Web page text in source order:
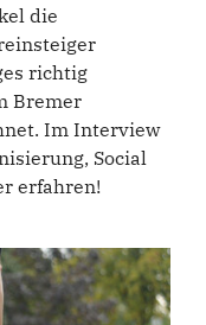
die
richtig
Bremer
Im Interview
Social
erfahren!